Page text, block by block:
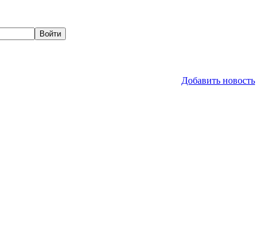
Добавить новость